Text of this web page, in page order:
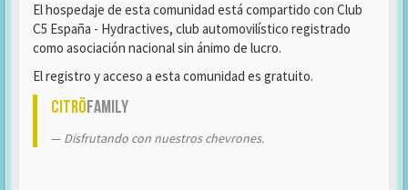
El hospedaje de esta comunidad está compartido con Club
C5 España - Hydractives, club automovilístico registrado
como asociación nacional sin ánimo de lucro.
El registro y acceso a esta comunidad es gratuito.
CitröFamily
Disfrutando con nuestros chevrones.